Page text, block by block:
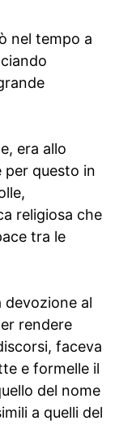
nel tempo a
era allo
per questo in
religiosa che
tra le
devozione al
rendere
faceva
e formelle il
del nome
a quelli del